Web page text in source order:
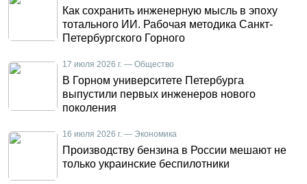
Как сохранить инженерную мысль в эпоху
тотального ИИ. Рабочая методика Санкт-
Петербургского Горного
17 июля 2026 г. — Общество
В Горном университете Петербурга
выпустили первых инженеров нового
поколения
16 июля 2026 г. — Экономика
Производству бензина в России мешают не
только украинские беспилотники